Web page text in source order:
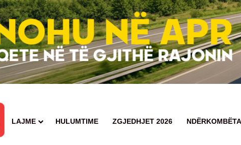
LAJME HULUMTIME ZGJEDHJET 2026